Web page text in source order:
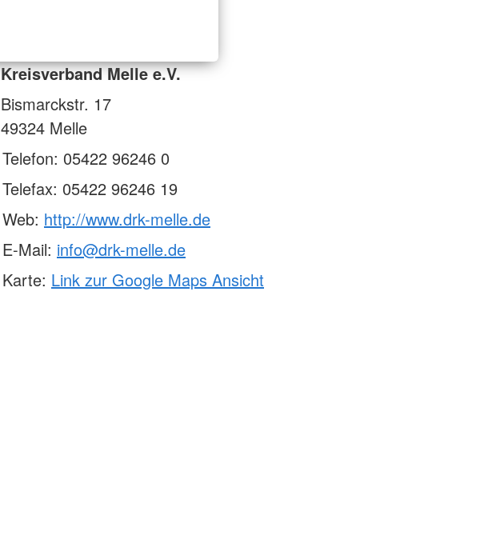
Kreisverband Melle e.V.
Bismarckstr. 17
49324 Melle
Telefon: 05422 96246 0
Telefax: 05422 96246 19
Web: http://www.drk-melle.de
E-Mail: info@drk-melle.de
Karte: Link zur Google Maps Ansicht